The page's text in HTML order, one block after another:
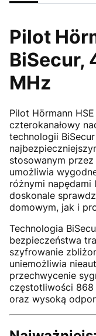
Pilot
BiSecur,
MHz
Pilot Hörmann
czterokanałowy
technologii
stosowanym
umożliwia
różnymi napędami
doskonale
domowym, jak i
Technologia
bezpieczeństwa
szyfrowanie
uniemożliwia
przechwycenie
częstotliwości 868
oraz wysoką